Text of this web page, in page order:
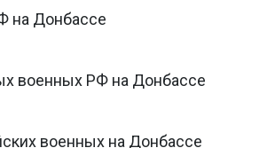
на Донбассе
военных РФ на Донбассе
военных на Донбассе